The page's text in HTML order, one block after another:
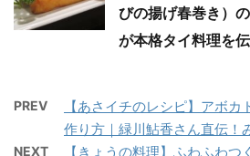
びの揚げ春巻き）
が本格タイ料理を伝
PREV
【あさイチのレシピ】アボ
作り方｜緑川鮎香さん直伝！
NEXT
【きょうの料理】ふわふわ